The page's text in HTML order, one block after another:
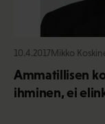
10.4.2017Mikko
Ammatillisen
ihminen, ei